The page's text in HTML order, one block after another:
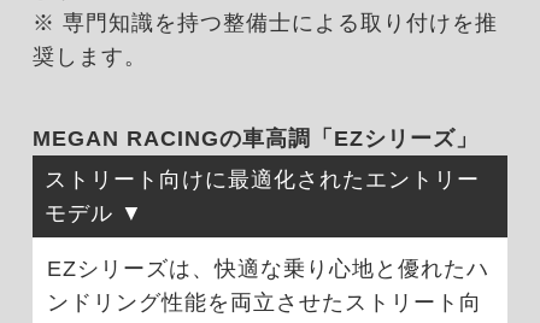
※ 専門知識を持つ整備士による取り付けを推
奨します。
MEGAN RACINGの車高調「EZシリーズ」
ストリート向けに最適化されたエントリー
モデル
EZシリーズは、快適な乗り心地と優れたハ
ンドリング性能を両立させたストリート向